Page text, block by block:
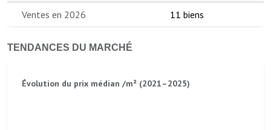
Ventes en 2026 11 biens
TENDANCES DU MARCHÉ
Évolution du prix médian /m² (2021–2025)